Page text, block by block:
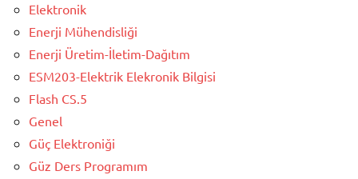
Elektronik
Enerji Mühendisliği
Enerji Üretim-İletim-Dağıtım
ESM203-Elektrik Elekronik Bilgisi
Flash CS.5
Genel
Güç Elektroniği
Güz Ders Programım